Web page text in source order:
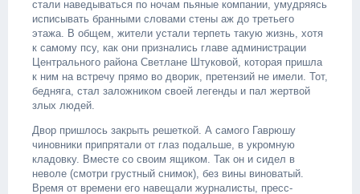
стали наведываться по ночам пьяные компании, умудряясь
исписывать бранными словами стены аж до третьего
этажа. В общем, жители устали терпеть такую жизнь, хотя
к самому псу, как они признались главе администрации
Центрального района Светлане Штуковой, которая пришла
к ним на встречу прямо во дворик, претензий не имели. Тот,
бедняга, стал заложником своей легенды и пал жертвой
злых людей.
Двор пришлось закрыть решеткой. А самого Гаврюшу
чиновники припрятали от глаз подальше, в укромную
кладовку. Вместе со своим ящиком. Так он и сидел в
неволе (смотри грустный снимок), без вины виноватый.
Время от времени его навещали журналисты, пресс-